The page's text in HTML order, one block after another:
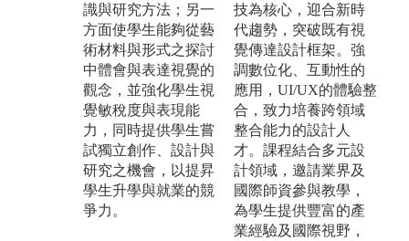
識與研究方法；另一
方面使學生能夠從藝
術材料與形式之探討
中體會與表達視覺的
觀念，並強化學生視
覺敏稅度與表現能
力，同時提供學生嘗
試獨立創作、設計與
研究之機會，以提昇
學生升學與就業的競
爭力。
技為核心，迎合新時
代趨勢，突破既有視
覺傳達設計框架。強
調數位化、互動性的
應用，UI/UX的體驗整
合，致力培養跨領域
整合能力的設計人
才。課程結合多元設
計領域，邀請業界及
國際師資參與教學，
為學生提供豐富的產
業經驗及國際視野，